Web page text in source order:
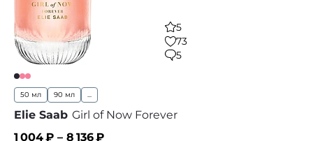
5
73
5
50 мл 90 мл ...
Elie Saab Girl of Now Forever
1 004₽ – 8 136₽